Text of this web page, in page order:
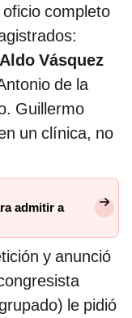
completo
Aldo Vásquez
de la
Guillermo
un clínica, no
admitir a
y anunció
le pidió